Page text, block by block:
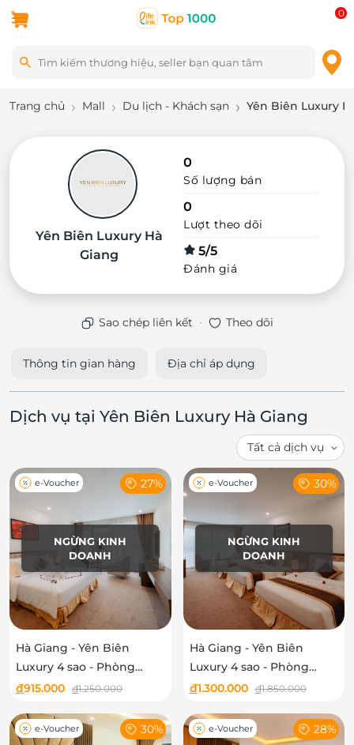
0
Trang chủ Mall Du lịch - Khách sạn Yên Biên Luxury
Yên Biên Luxury Hà
Giang
0
Số lượng bán
0
Lượt theo dõi
5/5
Đánh giá
Sao chép liên kết · Theo dõi
Thông tin gian hàng Địa chỉ áp dụng
Dịch vụ tại Yên Biên Luxury Hà Giang
NGỪNG KINH
DOANH
e-Voucher 27%
Hà Giang - Yên Biên
Luxury 4 sao - Phòng
Superior
đ915.000 đ1.250.000
NGỪNG KINH
DOANH
e-Voucher 30%
Hà Giang - Yên Biên
Luxury 4 sao - Phòng
Deluxe Triple
đ1.300.000 đ1.850.000
e-Voucher 30% e-Voucher 28%